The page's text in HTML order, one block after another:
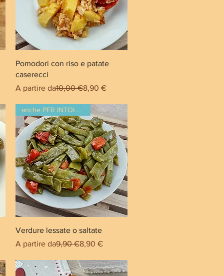
Pomodori con riso e patate
caserecci
A partire da
Prezzo regolare10,00 €8,90 €
Prezzo scontato
anche PER INTOLLERANTI
Verdure lessate o saltate
A partire da
Prezzo regolare
9,90 €8,90 €
Prezzo scontato